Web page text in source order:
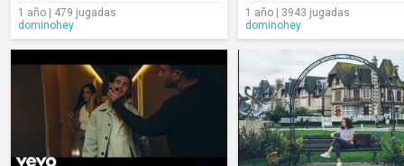
1 año | 479 jugadas
dominohey
1 año | 3943 jugadas
dominohey